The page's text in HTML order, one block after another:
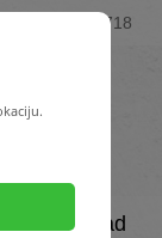
+387 33 460 718
Download